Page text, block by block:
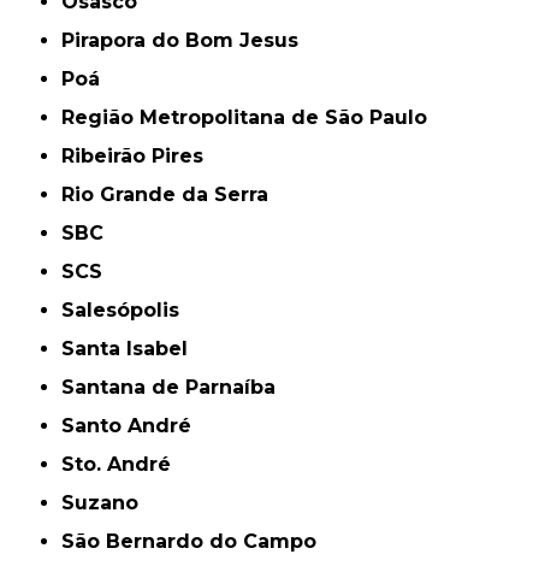
Pirapora do Bom Jesus
Poá
Região Metropolitana de São Paulo
Ribeirão Pires
Rio Grande da Serra
SBC
SCS
Salesópolis
Santa Isabel
Santana de Parnaíba
Santo André
Sto. André
Suzano
São Bernardo do Campo